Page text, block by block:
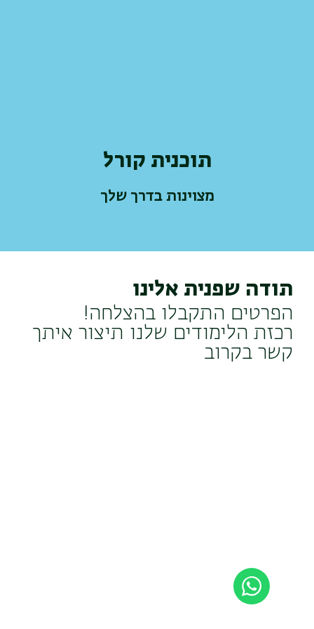
מצוינות בדרך שלך
תוכנית קורל
תודה שפנית אלינו
הפרטים התקבלו בהצלחה!
רכזת הלימודים שלנו תיצור איתך
קשר בקרוב